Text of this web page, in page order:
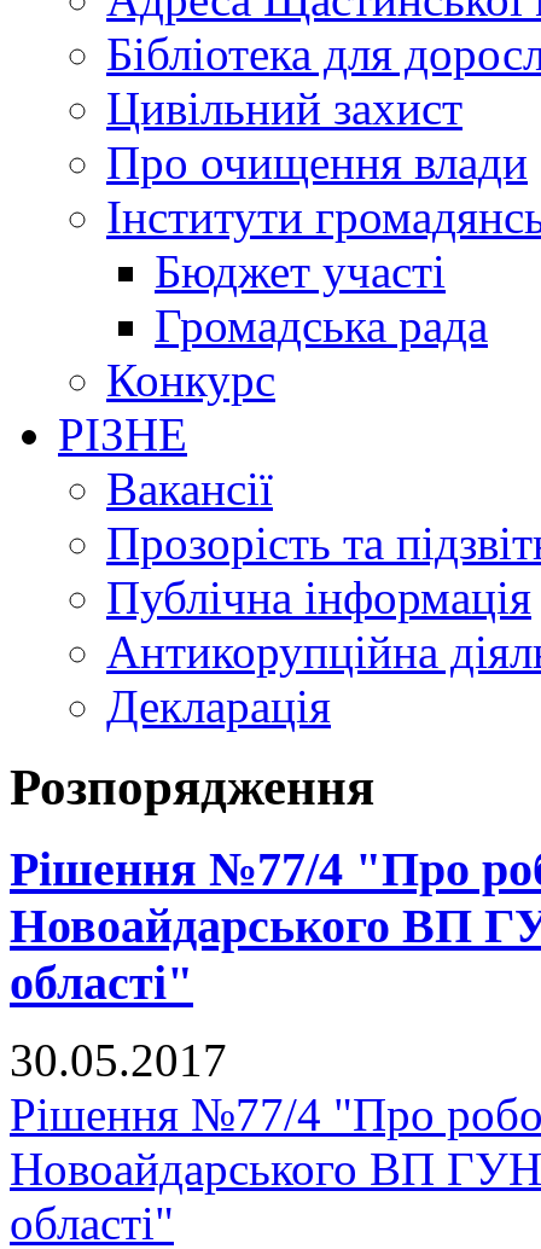
Бібліотека для
Цивільний захист
Про очищення влади
Інститути
Бюджет участі
Громадська рада
Конкурс
РІЗНЕ
Вакансії
Прозорість та
Публічна інформація
Антикорупційна
Декларація
Розпорядження
Рішення №77/4 "Про
Новоайдарського ВП
області"
30.05.2017
Рішення №77/4 "Про
Новоайдарського ВП
області"